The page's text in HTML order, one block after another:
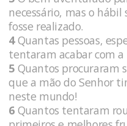
necessário, mas o
fosse realizado.
4Quantas pessoas,
tentaram acabar com
5 Quantos procuraram
que a mão do Senhor
neste mundo!
6 Quantos tentaram